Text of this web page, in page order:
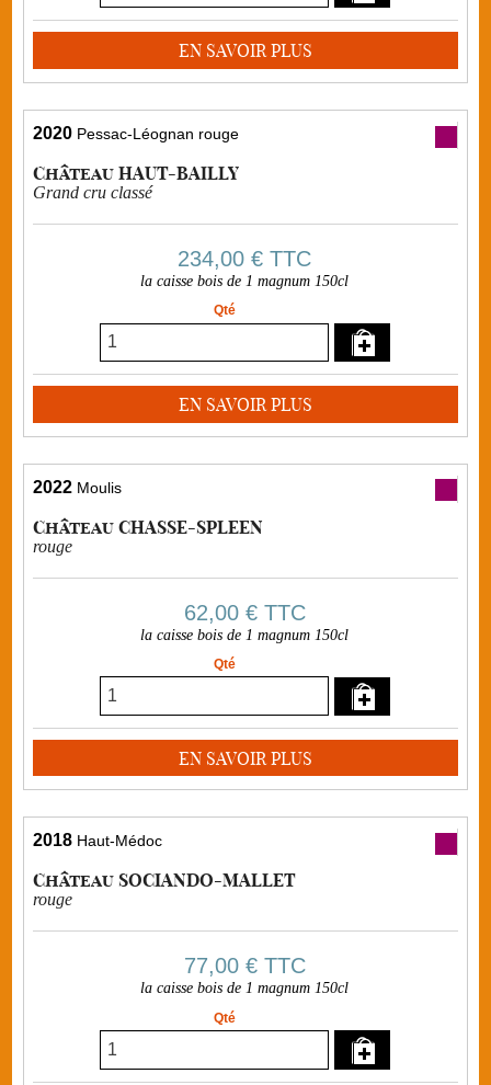
EN SAVOIR PLUS
2020 Pessac-Léognan rouge
Château HAUT-BAILLY
Grand cru classé
234,00 € TTC
la caisse bois de 1 magnum 150cl
Qté
EN SAVOIR PLUS
2022 Moulis
Château CHASSE-SPLEEN
rouge
62,00 €TTC
la caisse bois de 1 magnum 150cl
Qté
EN SAVOIR PLUS
2018 Haut-Médoc
Château SOCIANDO-MALLET
rouge
77,00 €TTC
la caisse bois de 1 magnum 150cl
Qté